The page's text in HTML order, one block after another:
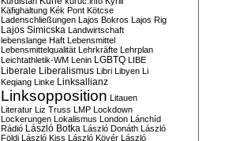
Käfighaltung Kék Pont Kötcse
Ladenschließungen Lajos Bokros Lajos Rig
Lajos Simicska Landwirtschaft
lebenslange Haft Lebensmittel
Lebensmittelqualität Lehrkräfte Lehrplan
Leichtathletik-WM Lenin LGBTQ LIBE
Liberale Liberalismus Libri Libyen Li
Keqiang Linke Linksallianz
Linksopposition Litauen
Literatur Liz Truss LMP Lockdown
Lockerungen Lokalismus London Lánchíd
Rádió
László Botka László Donáth László
Földi László Kiss László Kövér László